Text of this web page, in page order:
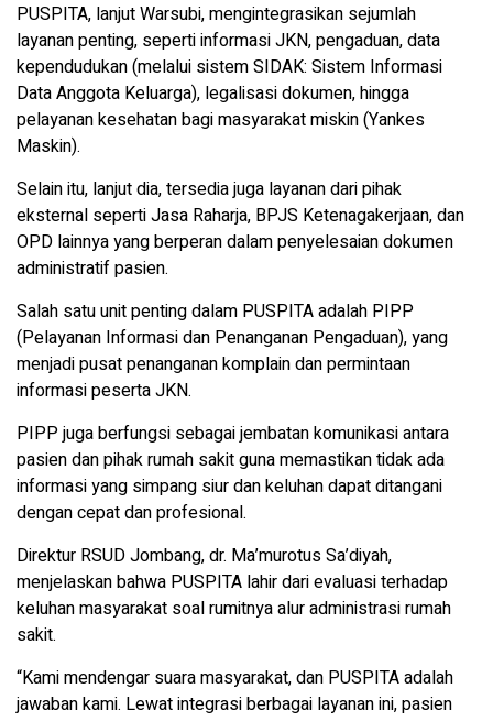
PUSPITA, lanjut Warsubi, mengintegrasikan sejumlah
layanan penting, seperti informasi JKN, pengaduan, data
kependudukan (melalui sistem SIDAK: Sistem Informasi
Data Anggota Keluarga), legalisasi dokumen, hingga
pelayanan kesehatan bagi masyarakat miskin (Yankes
Maskin).
Selain itu, lanjut dia, tersedia juga layanan dari pihak
eksternal seperti Jasa Raharja, BPJS Ketenagakerjaan, dan
OPD lainnya yang berperan dalam penyelesaian dokumen
administratif pasien.
Salah satu unit penting dalam PUSPITA adalah PIPP
(Pelayanan Informasi dan Penanganan Pengaduan), yang
menjadi pusat penanganan komplain dan permintaan
informasi peserta JKN.
PIPP juga berfungsi sebagai jembatan komunikasi antara
pasien dan pihak rumah sakit guna memastikan tidak ada
informasi yang simpang siur dan keluhan dapat ditangani
dengan cepat dan profesional.
Direktur RSUD Jombang, dr. Ma’murotus Sa’diyah,
menjelaskan bahwa PUSPITA lahir dari evaluasi terhadap
keluhan masyarakat soal rumitnya alur administrasi rumah
sakit.
“Kami mendengar suara masyarakat, dan PUSPITA adalah
jawaban kami. Lewat integrasi berbagai layanan ini, pasien